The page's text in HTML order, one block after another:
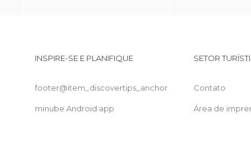
INSPIRE-SE E PLANIFIQUE
footer@item_discovertips_anchor
minube Android app
SETOR
Contato
Área de